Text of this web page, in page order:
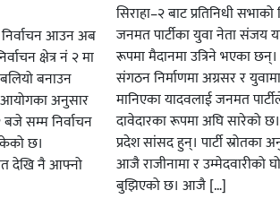
निर्वाचन आउन अब
क्षेत्र नं २ मा
बनाउन
आयोगका अनुसार
सम्म निर्वाचन
छ।
देखि नै आफ्नो
सिराहा–२ बाट प्रतिनिधी सभाको
जनमत पार्टीका युवा नेता संजय
रूपमा मैदानमा उत्रिने भएका छन्।
संगठन निर्माणमा अग्रसर र
मानिएका यादवलाई जनमत
दावेदारका रूपमा अघि सारेको
प्रदेश सांसद हुन्। पार्टी स्रोतका
आजै राजीनामा र उम्मेदवारीको
बुझिएको छ। आजै […]